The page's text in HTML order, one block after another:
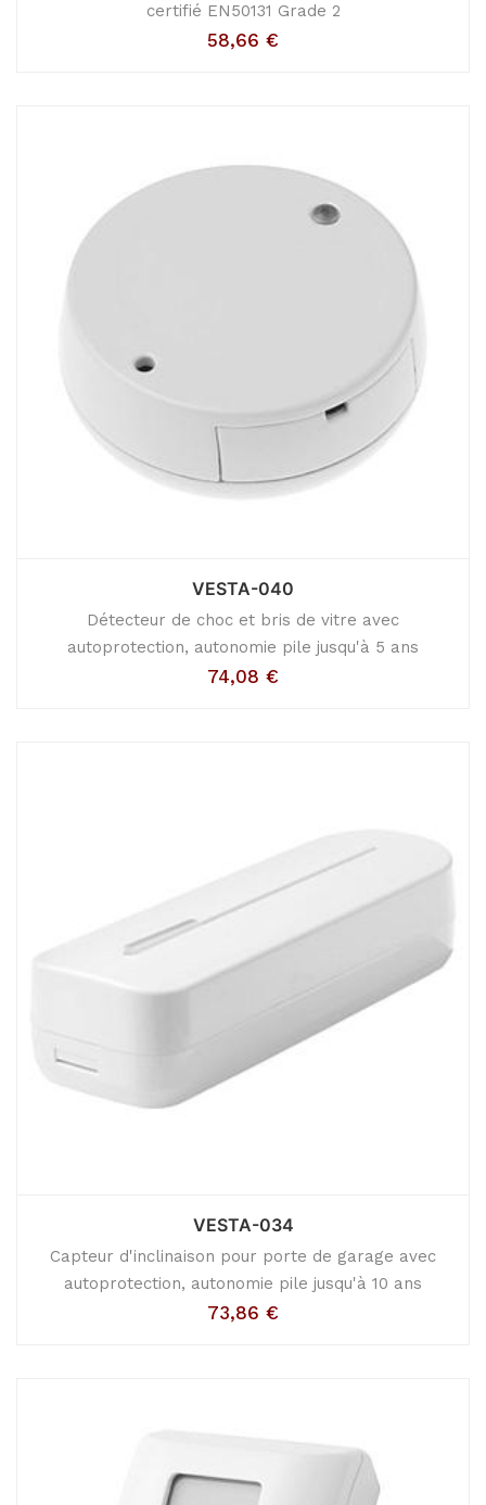
certifié EN50131 Grade 2
58,66 €
VESTA-040
Détecteur de choc et bris de vitre avec
autoprotection, autonomie pile jusqu'à 5 ans
74,08 €
VESTA-034
Capteur d'inclinaison pour porte de garage avec
autoprotection, autonomie pile jusqu'à 10 ans
73,86 €